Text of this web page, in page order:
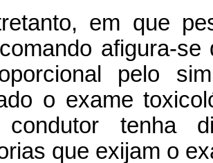
em que
afigura-
pelo
o exame
condutor tenha
que exijam o